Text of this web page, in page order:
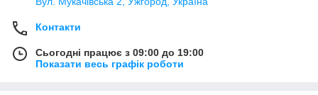
Контакти
Сьогодні працює з 09:00 до 19:00
Показати весь графік роботи